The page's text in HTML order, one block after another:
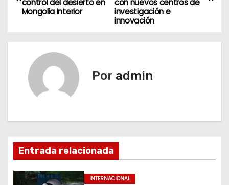
e
ó
n
con nuevos centros de
investigación e
innovación
control del desierto en
Mongolia Interior
Por admin
Entrada relacionada
INTERNACIONAL